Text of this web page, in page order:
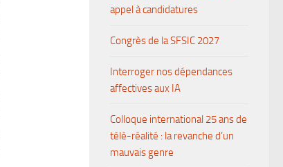
appel à candidatures
Congrès de la SFSIC 2027
Interroger nos dépendances
affectives aux IA
Colloque international 25 ans de
télé-réalité : la revanche d’un
mauvais genre